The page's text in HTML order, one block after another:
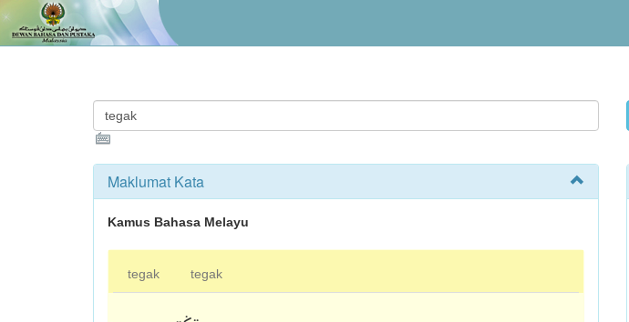
Maklumat Kata
Kamus Bahasa Melayu
tegak tegak